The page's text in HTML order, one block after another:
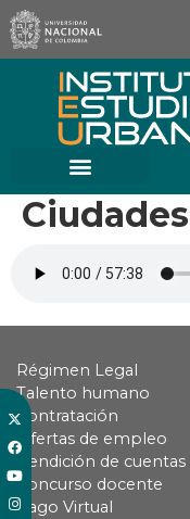
Régimen Legal
Talento humano
Contratación
Ofertas de empleo
Rendición de cuentas
Concurso docente
Pago Virtual